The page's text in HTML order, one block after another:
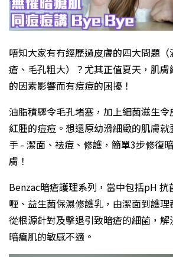
唔知大家有冇經歷過皮膚的四大問題
瘡、毛孔粗大）？尤其正值夏天，肌
的因素影響而有痘痘的困擾！
油脂積驟令毛孔堵塞，加上細菌滋生
紅腫的痘痘。想還原幼滑細緻的肌膚
手 - 潔面、袪痘、修護，簡單3步修復
膚！
Benzac暗瘡護理系列，當中包括pH
喱、益生菌保濕修護乳，由潔面到護
從根源針對及擊退引致暗瘡的細菌，
暗瘡肌的敏感不適。